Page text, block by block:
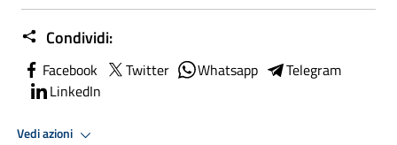
Condividi:
Facebook Twitter Whatsapp
Telegram
LinkedIn
Vedi azioni